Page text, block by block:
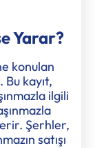
Yarar?
konulan
Bu kayıt,
ilgili
Şerhler,
satışı